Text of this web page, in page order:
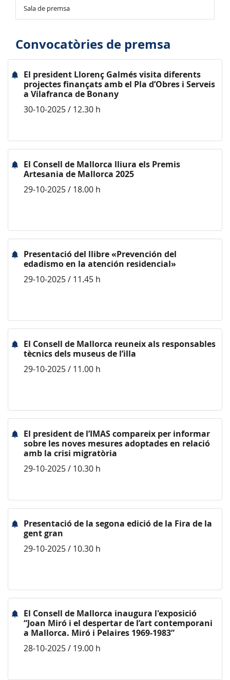
Sala de premsa
Convocatòries de premsa
El president Llorenç Galmés visita diferents
projectes finançats amb el Pla d’Obres i Serveis
a Vilafranca de Bonany
30-10-2025 / 12.30 h
El Consell de Mallorca lliura els Premis
Artesania de Mallorca 2025
29-10-2025 / 18.00 h
Presentació del llibre «Prevención del
edadismo en la atención residencial»
29-10-2025 / 11.45 h
El Consell de Mallorca reuneix als responsables
tècnics dels museus de l’illa
29-10-2025 / 11.00 h
El president de l’IMAS compareix per informar
sobre les noves mesures adoptades en relació
amb la crisi migratòria
29-10-2025 / 10.30 h
Presentació de la segona edició de la Fira de la
gent gran
29-10-2025 / 10.30 h
El Consell de Mallorca inaugura l'exposició
“Joan Miró i el despertar de l’art contemporani
a Mallorca. Miró i Pelaires 1969-1983”
28-10-2025 / 19.00 h